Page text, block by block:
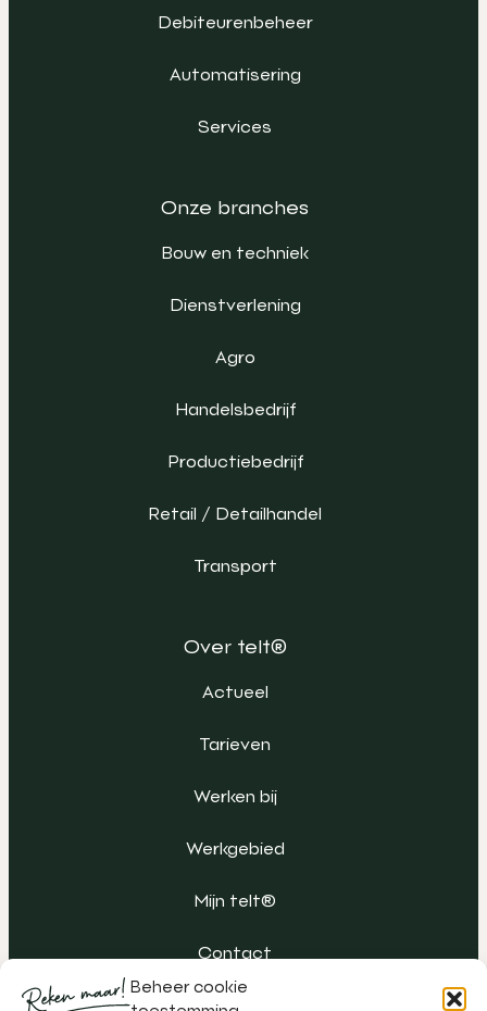
Beheer cookie
Debiteurenbeheer
Automatisering
Services
Onze branches
Bouw en techniek
Dienstverlening
Agro
Handelsbedrijf
Productiebedrijf
Retail / Detailhandel
Transport
Over telt®
Actueel
Tarieven
Werken bij
Werkgebied
Mijn telt®
Contact